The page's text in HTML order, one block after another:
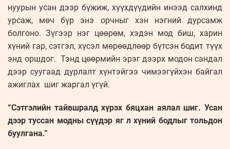
нуурын усан дээр бүжиж, хүүхдүүдийн инээд салхинд
урсаж, мөч бүр энэ орчныг хэн нэгний дурсамж
болгоно. Зүгээр нэг цөөрөм, хэдэн мод биш, харин
хүний гар, сэтгэл, хүсэл мөрөөдлөөр бүтсэн бодит түүх
энд оршдог. Тэнд цөөрмийн эрэг дээрх модон сандал
дээр суугаад дурлалт хүнтэйгээ чимээгүйхэн байгал
ажиглах шиг жаргал үгүй.
“Сэтгэлийн тайвшралд хүрэх бяцхан аялал шиг. Усан
дээр туссан модны сүүдэр яг л хүний бодлыг тольдон
буулгана.”